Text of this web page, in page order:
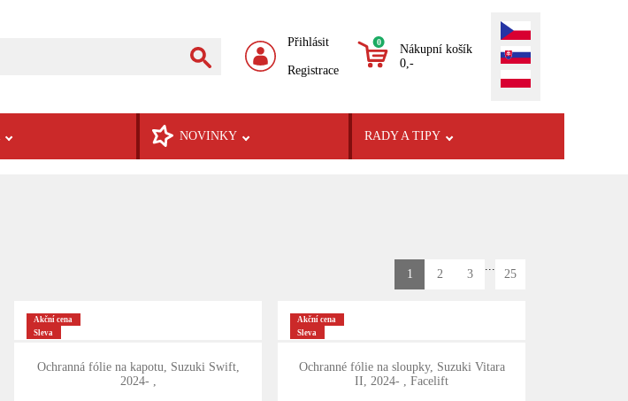
Přihlásit
Registrace
0
Nákupní košík
0,-
NOVINKY RADY A TIPY
1 2 3 25
Akční cena
Sleva
Ochranná fólie na kapotu, Suzuki Swift,
2024- ,
Akční cena
Sleva
Ochranné fólie na sloupky, Suzuki Vitara
II, 2024- , Facelift